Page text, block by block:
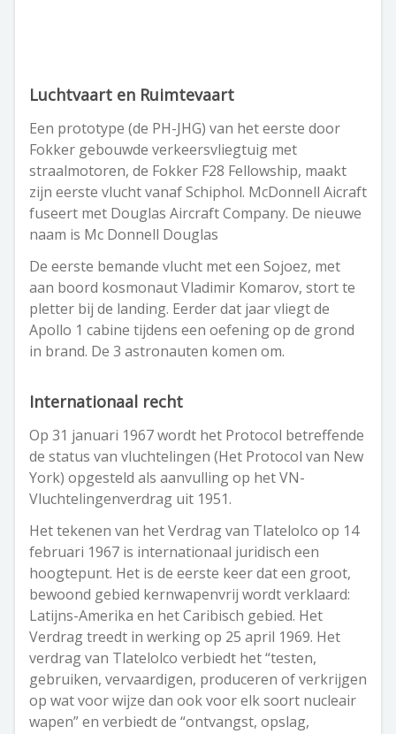
Luchtvaart en Ruimtevaart
Een prototype (de PH-JHG) van het eerste door
Fokker gebouwde verkeersvliegtuig met
straalmotoren, de Fokker F28 Fellowship, maakt
zijn eerste vlucht vanaf Schiphol. McDonnell Aicraft
fuseert met Douglas Aircraft Company. De nieuwe
naam is Mc Donnell Douglas
De eerste bemande vlucht met een Sojoez, met
aan boord kosmonaut Vladimir Komarov, stort te
pletter bij de landing. Eerder dat jaar vliegt de
Apollo 1 cabine tijdens een oefening op de grond
in brand. De 3 astronauten komen om.
Internationaal recht
Op 31 januari 1967 wordt het Protocol betreffende
de status van vluchtelingen (Het Protocol van New
York) opgesteld als aanvulling op het VN-
Vluchtelingenverdrag uit 1951.
Het tekenen van het Verdrag van Tlatelolco op 14
februari 1967 is internationaal juridisch een
hoogtepunt. Het is de eerste keer dat een groot,
bewoond gebied kernwapenvrij wordt verklaard:
Latijns-Amerika en het Caribisch gebied. Het
Verdrag treedt in werking op 25 april 1969. Het
verdrag van Tlatelolco verbiedt het “testen,
gebruiken, vervaardigen, produceren of verkrijgen
op wat voor wijze dan ook voor elk soort nucleair
wapen” en verbiedt de “ontvangst, opslag,